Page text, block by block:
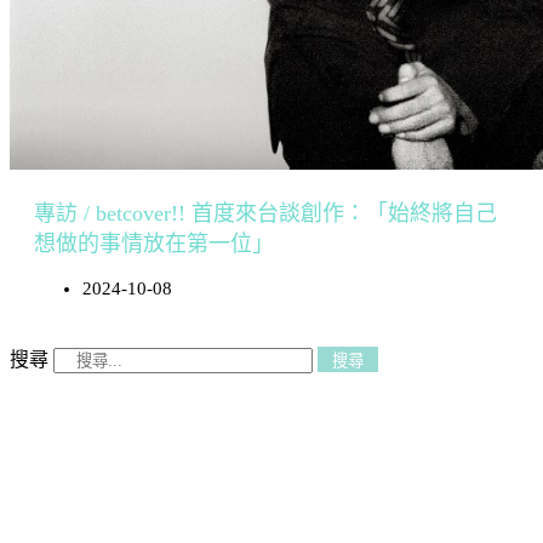
專訪 / betcover!! 首度來台談創作：「始終將自己
想做的事情放在第一位」
2024-10-08
搜尋 搜尋